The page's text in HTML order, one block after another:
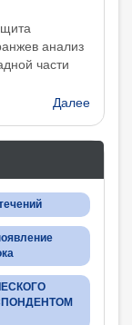
анализ
части
Далее